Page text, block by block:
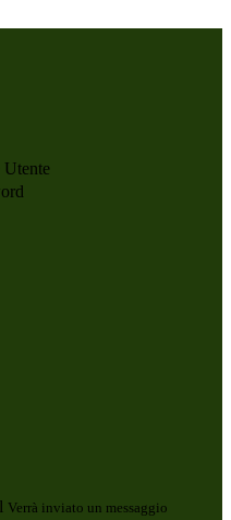
Utente
Verrà inviato un messaggio